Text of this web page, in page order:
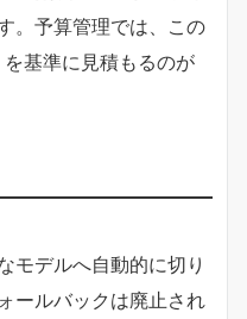
。予算管理では、この
を基準に見積もるのが
モデルへ自動的に切り
ールバックは廃止され